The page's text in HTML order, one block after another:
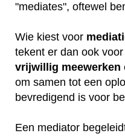
"mediates", oftewel
Wie kiest voor
tekent er dan ook
vrijwillig meewerken
om samen tot een
bevredigend is voor
Een mediator